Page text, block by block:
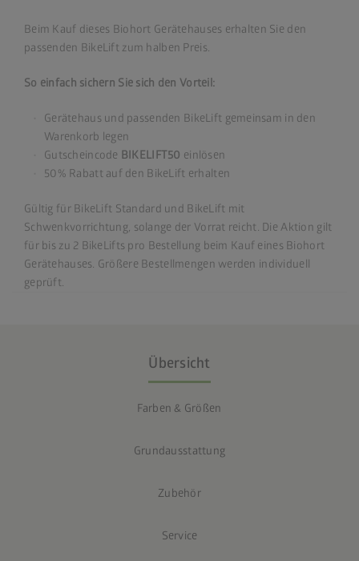
Beim Kauf dieses Biohort Gerätehauses erhalten Sie den
passenden BikeLift zum halben Preis.
So einfach sichern Sie sich den Vorteil:
Gerätehaus und passenden BikeLift gemeinsam in den
Warenkorb legen
Gutscheincode BIKELIFT50 einlösen
50% Rabatt auf den BikeLift erhalten
Gültig für BikeLift Standard und BikeLift mit
Schwenkvorrichtung, solange der Vorrat reicht. Die Aktion gilt
für bis zu 2 BikeLifts pro Bestellung beim Kauf eines Biohort
Gerätehauses. Größere Bestellmengen werden individuell
geprüft.
Übersicht
Farben & Größen
Grundausstattung
Zubehör
Service